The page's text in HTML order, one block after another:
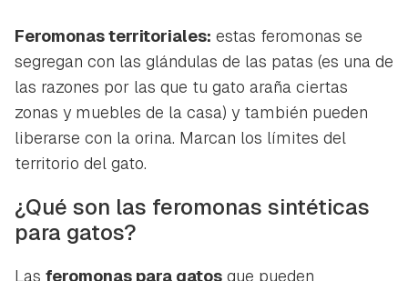
Feromonas territoriales: estas feromonas se
segregan con las glándulas de las patas (es una de
las razones por las que tu gato araña ciertas
zonas y muebles de la casa) y también pueden
liberarse con la orina. Marcan los límites del
territorio del gato.
¿Qué son las feromonas sintéticas
para gatos?
Las feromonas para gatos que pueden